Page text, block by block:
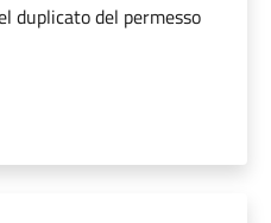
duplicato del permesso